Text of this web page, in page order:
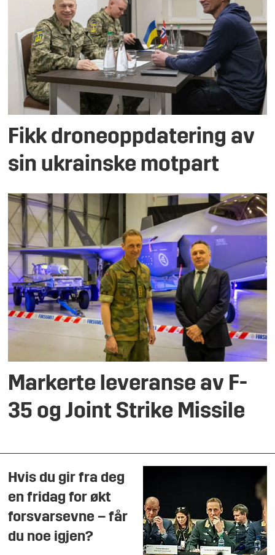
Fikk droneoppdatering av
sin ukrainske motpart
Markerte leveranse av F-
35 og Joint Strike Missile
Hvis du gir fra deg
en fridag for økt
forsvarsevne – får
du noe igjen?